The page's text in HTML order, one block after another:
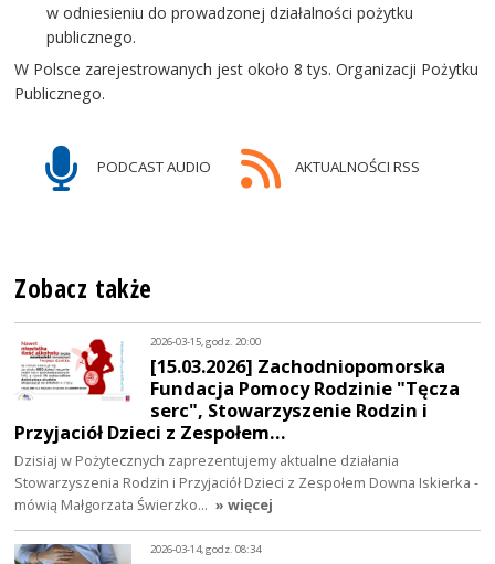
w odniesieniu do prowadzonej działalności pożytku
publicznego.
W Polsce zarejestrowanych jest około 8 tys. Organizacji Pożytku
Publicznego.
PODCAST AUDIO AKTUALNOŚCI RSS
Zobacz także
2026-03-15, godz. 20:00
[15.03.2026] Zachodniopomorska
Fundacja Pomocy Rodzinie "Tęcza
serc", Stowarzyszenie Rodzin i
Przyjaciół Dzieci z Zespołem…
Dzisiaj w Pożytecznych zaprezentujemy aktualne działania
Stowarzyszenia Rodzin i Przyjaciół Dzieci z Zespołem Downa Iskierka -
mówią Małgorzata Świerzko… » więcej
2026-03-14, godz. 08:34